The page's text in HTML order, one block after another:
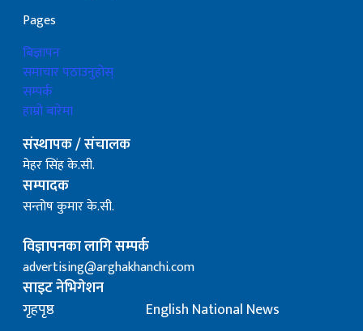
Pages
बिज्ञापन
समाचार पठाउनुहोस्
सम्पर्क
हाम्रो बारेमा
संस्थापक / संचालक
मेहर सिंह के.सी.
सम्पादक
सन्तोष कुमार के.सी.
विज्ञापनका लागि सम्पर्क
advertising@arghakhanchi.com
साइट नेभिगेशन
गृहपृष्ठ
English National News